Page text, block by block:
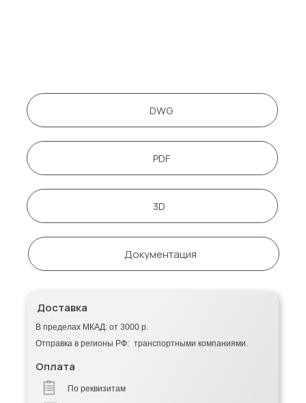
По реквизитам
Оплата
Доставка
В пределах МКАД: от 3000 р.
Отправка в регионы РФ: транспортными компаниями.
DWG
PDF
3D
Документация